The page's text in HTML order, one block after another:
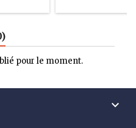
pour le moment.
